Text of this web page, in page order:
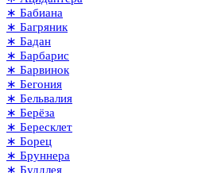
∗ Бабиана
∗ Багряник
∗ Бадан
∗ Барбарис
∗ Барвинок
∗ Бегония
∗ Бельвалия
∗ Берёза
∗ Бересклет
∗ Борец
∗ Бруннера
∗ Буддлея